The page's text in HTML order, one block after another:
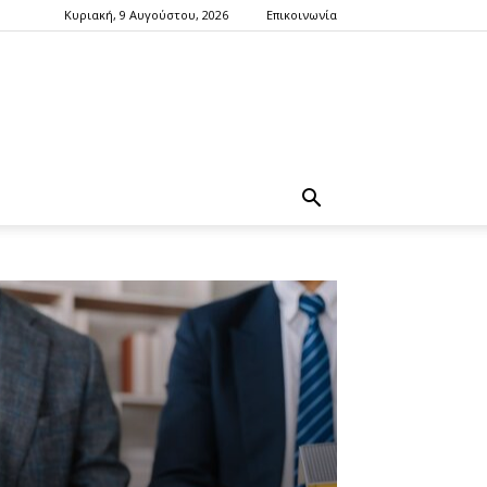
Κυριακή, 9 Αυγούστου, 2026 Επικοινωνία